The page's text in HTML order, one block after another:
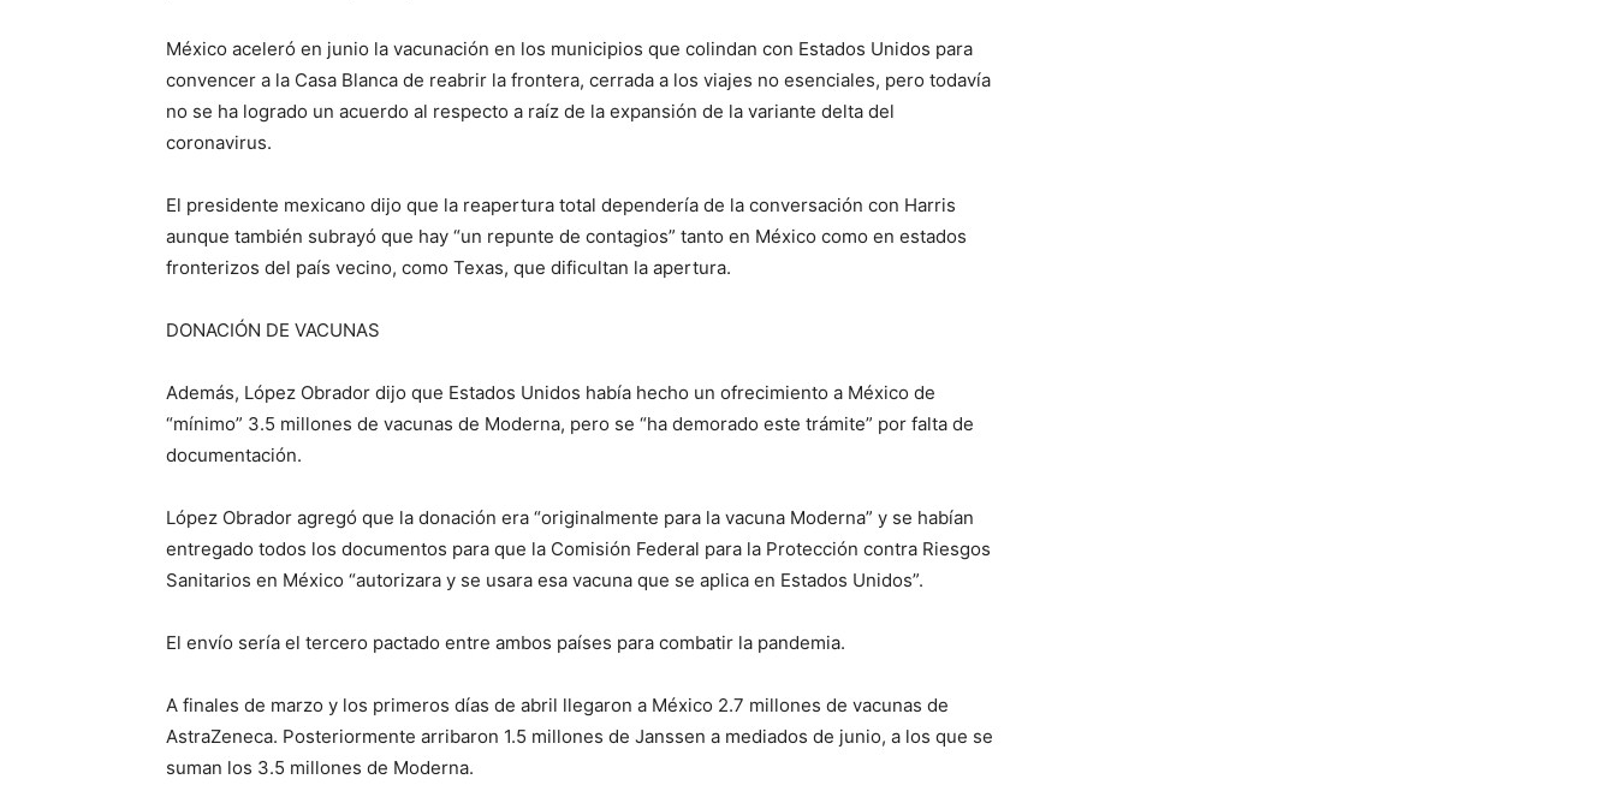
México aceleró en junio la vacunación en los municipios que colindan con Estados Unidos para
convencer a la Casa Blanca de reabrir la frontera, cerrada a los viajes no esenciales, pero todavía
no se ha logrado un acuerdo al respecto a raíz de la expansión de la variante delta del
coronavirus.
El presidente mexicano dijo que la reapertura total dependería de la conversación con Harris
aunque también subrayó que hay “un repunte de contagios” tanto en México como en estados
fronterizos del país vecino, como Texas, que dificultan la apertura.
DONACIÓN DE VACUNAS
Además, López Obrador dijo que Estados Unidos había hecho un ofrecimiento a México de
“mínimo” 3.5 millones de vacunas de Moderna, pero se “ha demorado este trámite” por falta de
documentación.
López Obrador agregó que la donación era “originalmente para la vacuna Moderna” y se habían
entregado todos los documentos para que la Comisión Federal para la Protección contra Riesgos
Sanitarios en México “autorizara y se usara esa vacuna que se aplica en Estados Unidos”.
El envío sería el tercero pactado entre ambos países para combatir la pandemia.
A finales de marzo y los primeros días de abril llegaron a México 2.7 millones de vacunas de
AstraZeneca. Posteriormente arribaron 1.5 millones de Janssen a mediados de junio, a los que se
suman los 3.5 millones de Moderna.